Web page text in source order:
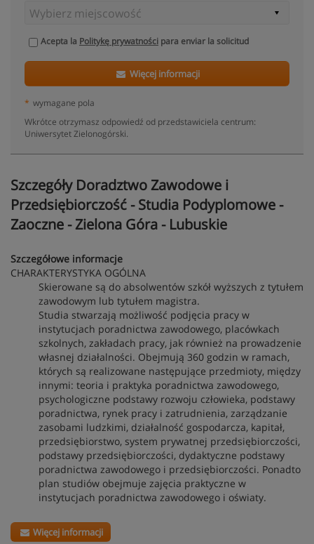
Acepta la Politykę prywatności para enviar la solicitud
Więcej informacji
* wymagane pola
Wkrótce otrzymasz odpowiedź od przedstawiciela centrum:
Uniwersytet Zielonogórski.
Szczegóły Doradztwo Zawodowe i
Przedsiębiorczość - Studia Podyplomowe -
Zaoczne - Zielona Góra - Lubuskie
Szczegółowe informacje
CHARAKTERYSTYKA OGÓLNA
Skierowane są do absolwentów szkół wyższych z tytułem
zawodowym lub tytułem magistra.
Studia stwarzają możliwość podjęcia pracy w
instytucjach poradnictwa zawodowego, placówkach
szkolnych, zakładach pracy, jak również na prowadzenie
własnej działalności. Obejmują 360 godzin w ramach,
których są realizowane następujące przedmioty, między
innymi: teoria i praktyka poradnictwa zawodowego,
psychologiczne podstawy rozwoju człowieka, podstawy
poradnictwa, rynek pracy i zatrudnienia, zarządzanie
zasobami ludzkimi, działalność gospodarcza, kapitał,
przedsiębiorstwo, system prywatnej przedsiębiorczości,
podstawy przedsiębiorczości, dydaktyczne podstawy
poradnictwa zawodowego i przedsiębiorczości. Ponadto
plan studiów obejmuje zajęcia praktyczne w
instytucjach poradnictwa zawodowego i oświaty.
Więcej informacji